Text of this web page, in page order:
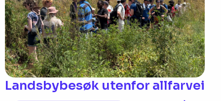
Landsbybesøk utenfor allfarvei